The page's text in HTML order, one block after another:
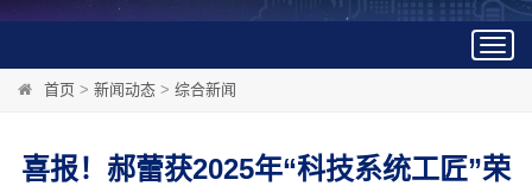
首页 > 新闻动态 > 综合新闻
喜报！郝蕾获2025年“科技系统工匠”荣